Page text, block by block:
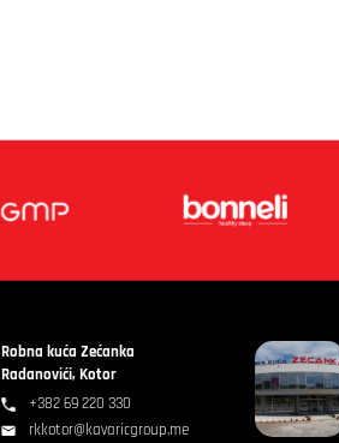
Robna kuća Zećanka
Radanovići, Kotor
+382 69 220 330
rkkotor@kavaricgroup.me